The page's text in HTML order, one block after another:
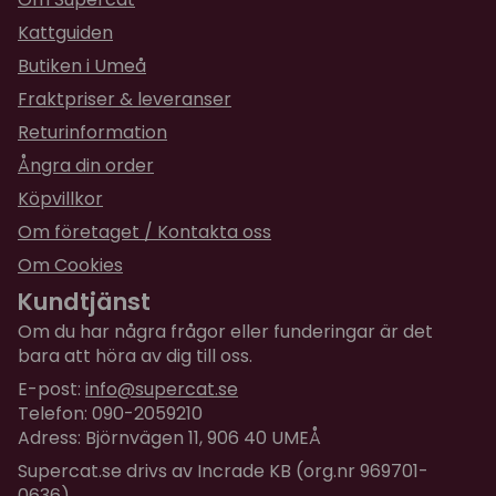
Anelise
för 2 år sedan
Arissara
för 2 år sedan
Mina katter gillar det mycket.
Alexandra
Kattguiden
Butiken i Umeå
Fraktpriser & leveranser
Returinformation
Ångra din order
Köpvillkor
Om företaget / Kontakta oss
Om Cookies
Kundtjänst
Om du har några frågor eller funderingar är det
bara att höra av dig till oss.
E-post: info@supercat.se
Telefon: 090-2059210
Adress: Björnvägen 11, 906 40 UMEÅ
Supercat.se drivs av Incrade KB (org.nr 969701-